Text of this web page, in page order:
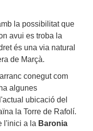
la possibilitat que
avui es troba la
és una via natural
de Marçà.
conegut com
algunes
ubicació del
la Torre de Rafolí.
l'inici a la Baronia